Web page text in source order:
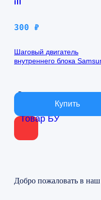
Товар БУ
300 ₽
Шаговый двигатель
внутреннего блока
В наличии
Добро пожаловать в наш